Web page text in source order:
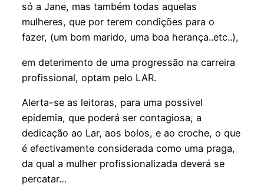
só a Jane, mas também todas aquelas
mulheres, que por terem condições para o
fazer, (um bom marido, uma boa herança..etc..),
em deterimento de uma progressão na carreira
profissional, optam pelo LAR.
Alerta-se as leitoras, para uma possivel
epidemia, que poderá ser contagiosa, a
dedicação ao Lar, aos bolos, e ao croche, o que
é efectivamente considerada como uma praga,
da qual a mulher profissionalizada deverá se
percatar…